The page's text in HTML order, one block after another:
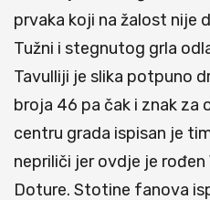
prvaka koji na žalost nije
Tužni i stegnutog grla
Tavulliji je slika potpuno
broja 46 pa čak i znak za
centru grada ispisan je
nepriliči jer ovdje je rođen
Doture. Stotine fanova